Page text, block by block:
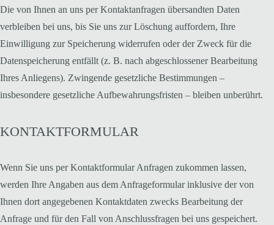
Die von Ihnen an uns per Kontaktanfragen übersandten Daten
verbleiben bei uns, bis Sie uns zur Löschung auffordern, Ihre
Einwilligung zur Speicherung widerrufen oder der Zweck für die
Datenspeicherung entfällt (z. B. nach abgeschlossener Bearbeitung
Ihres Anliegens). Zwingende gesetzliche Bestimmungen –
insbesondere gesetzliche Aufbewahrungsfristen – bleiben unberührt.
KONTAKTFORMULAR
Wenn Sie uns per Kontaktformular Anfragen zukommen lassen,
werden Ihre Angaben aus dem Anfrageformular inklusive der von
Ihnen dort angegebenen Kontaktdaten zwecks Bearbeitung der
Anfrage und für den Fall von Anschlussfragen bei uns gespeichert.